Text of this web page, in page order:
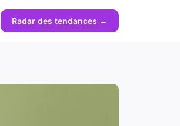
Radar des tendances →